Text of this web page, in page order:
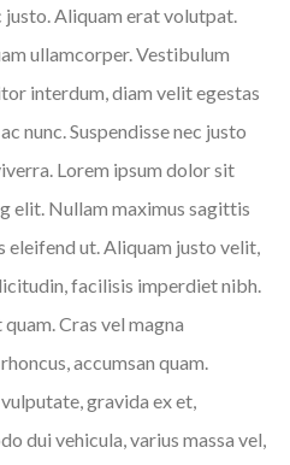
justo. Aliquam erat volutpat.
ullamcorper. Vestibulum
interdum, diam velit egestas
nunc. Suspendisse nec justo
Lorem ipsum dolor sit
elit. Nullam maximus sagittis
eleifend ut. Aliquam justo velit,
facilisis imperdiet nibh.
Cras vel magna
accumsan quam.
gravida ex et,
dui vehicula, varius massa vel,